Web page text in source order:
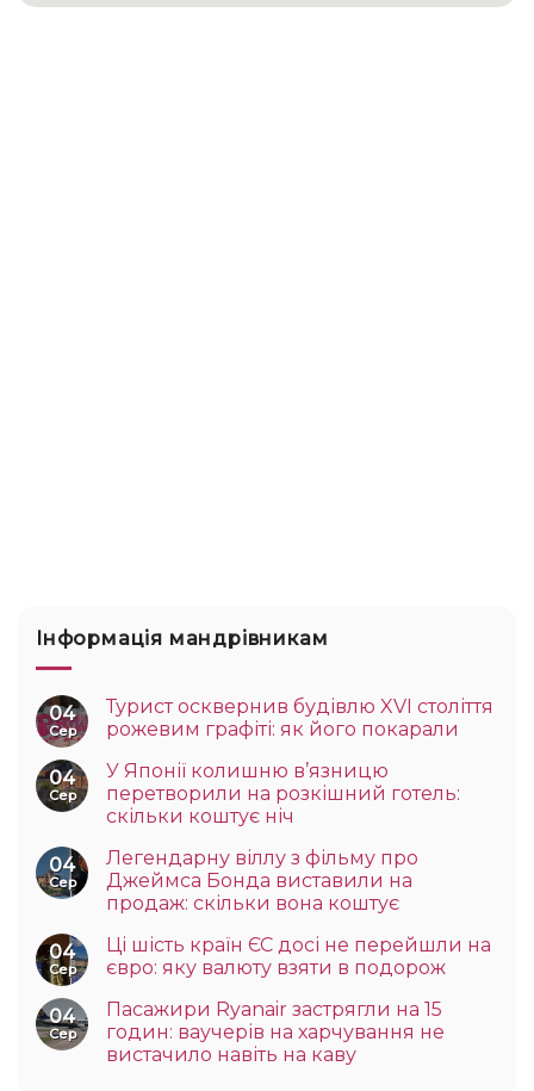
Інформація мандрівникам
04
Сер
Турист осквернив будівлю XVI століття
рожевим графіті: як його покарали
04
Сер
У Японії колишню в’язницю
перетворили на розкішний готель:
скільки коштує ніч
04
Сер
Легендарну віллу з фільму про
Джеймса Бонда виставили на
продаж: скільки вона коштує
04
Сер
Ці шість країн ЄС досі не перейшли на
євро: яку валюту взяти в подорож
04
Сер
Пасажири Ryanair застрягли на 15
годин: ваучерів на харчування не
вистачило навіть на каву